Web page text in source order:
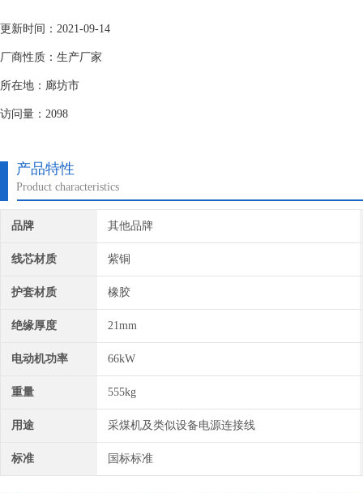
更新时间：2021-09-14
厂商性质：生产厂家
所在地：廊坊市
访问量：2098
产品特性
Product characteristics
品牌 其他品牌
线芯材质 紫铜
护套材质 橡胶
绝缘厚度 21mm
电动机功率 66kW
重量 555kg
用途 采煤机及类似设备电源连接线
标准 国标标准